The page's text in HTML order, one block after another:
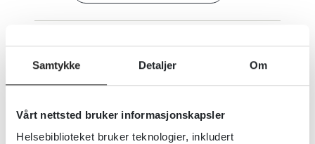
Samtykke Detaljer Om
Vårt nettsted bruker informasjonskapsler
Helsebiblioteket bruker teknologier, inkludert
Informasjon om hodelus
Helsenorge.no
Detaljer